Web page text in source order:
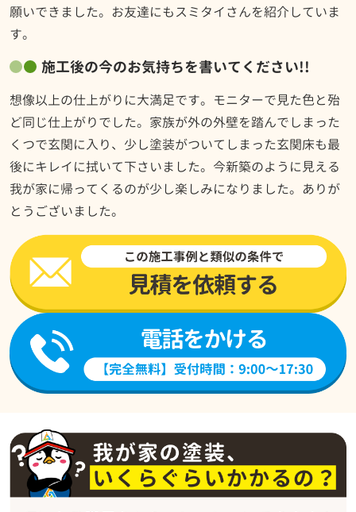
願いできました。お友達にもスミタイさんを紹介していま
す。
施工後の今のお気持ちを書いてください!!
想像以上の仕上がりに大満足です。モニターで見た色と殆
ど同じ仕上がりでした。家族が外の外壁を踏んでしまった
くつで玄関に入り、少し塗装がついてしまった玄関床も最
後にキレイに拭いて下さいました。今新築のように見える
我が家に帰ってくるのが少し楽しみになりました。ありが
とうございました。